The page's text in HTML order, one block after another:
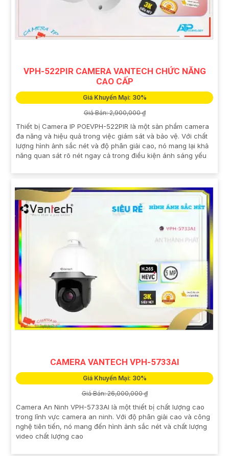
VPH-522PIR CAMERA VANTECH CHỨC NĂNG
CAO CẤP
Giá Khuyến Mại: 30%
Giá Bán: 2,900,000 ₫
Thiết bị Camera IP POEVPH-522PIR là một sản phẩm camera
đa năng và hiệu quả trong việc giám sát và bảo vệ. Với chất
lượng hình ảnh sắc nét và độ phân giải cao, nó mang lại khả
năng quan sát rõ nét ngay cả trong điều kiện ánh sáng yếu
CAMERA VANTECH VPH-5733AI
Giá Khuyến Mại: 30%
Giá Bán: 26,000,000 ₫
Camera An Ninh VPH-5733AI là một thiết bị chất lượng cao
trong lĩnh vực camera an ninh. Với độ phân giải cao và công
nghệ tiên tiến, nó mang đến hình ảnh sắc nét và chất lượng
video chất lượng cao